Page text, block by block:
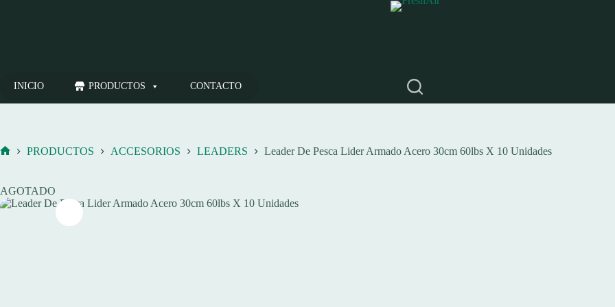
INICIO PRODUCTOS CONTACTO
PRODUCTOS ACCESORIOS LEADERS Leader De Pesca Lider Armado Acero 30cm 60lbs X 10 Unidades
AGOTADO